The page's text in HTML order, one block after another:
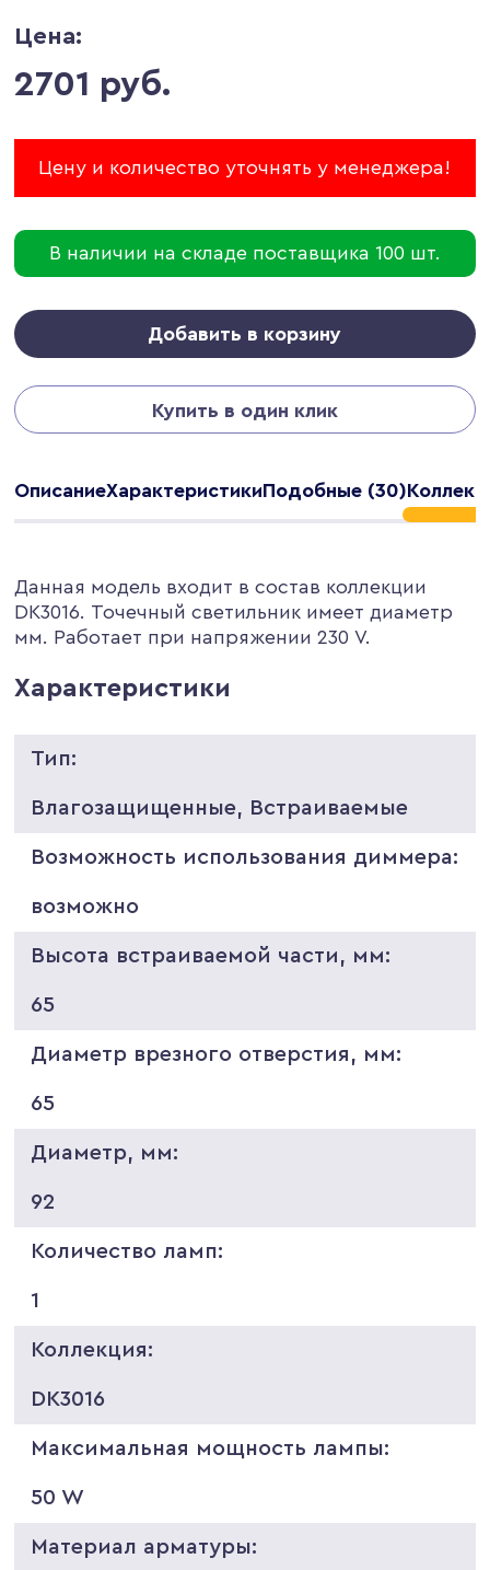
Цена:
2701 руб.
Цену и количество уточнять у менеджера!
В наличии на складе поставщика 100 шт.
Добавить в корзину
Купить в один клик
ОписаниеХарактеристикиПодобные (30)
Данная модель входит в состав коллекции
DK3016. Точечный светильник имеет диаметр
мм. Работает при напряжении 230 V.
Характеристики
Тип:
Влагозащищенные, Встраиваемые
Возможность использования диммера:
возможно
Высота встраиваемой части, мм:
65
Диаметр врезного отверстия, мм:
65
Диаметр, мм:
92
Количество ламп:
1
Коллекция:
DK3016
Максимальная мощность лампы:
50 W
Материал арматуры: